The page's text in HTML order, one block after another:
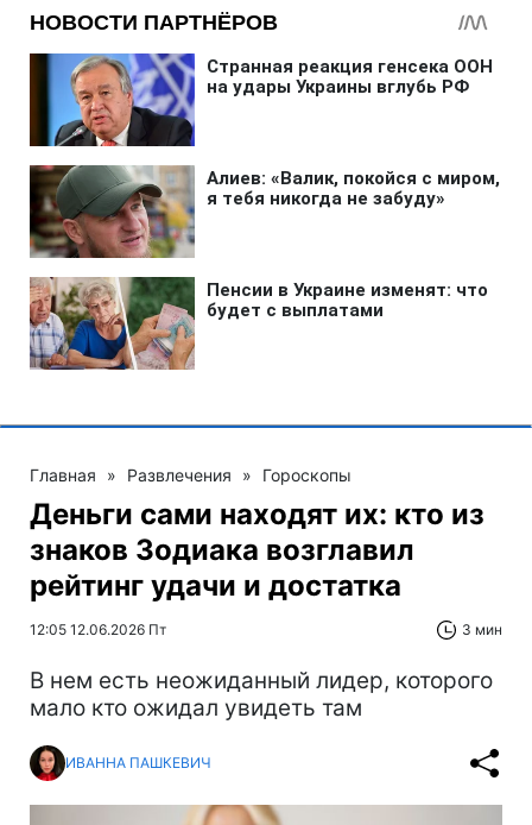
Главная » Развлечения » Гороскопы
Деньги сами находят их: кто из
знаков Зодиака возглавил
рейтинг удачи и достатка
12:05 12.06.2026 Пт 3 мин
В нем есть неожиданный лидер, которого
мало кто ожидал увидеть там
ИВАННА ПАШКЕВИЧ